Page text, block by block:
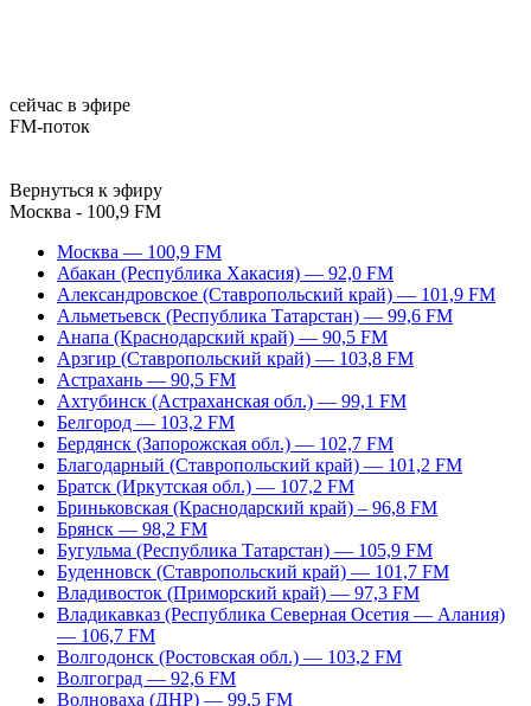
сейчас в эфире
FM-поток
Вернуться к эфиру
Москва - 100,9 FM
Москва — 100,9 FM
Абакан (Республика Хакасия) — 92,0 FM
Александровское (Ставропольский край) — 101,9 FM
Альметьевск (Республика Татарстан) — 99,6 FM
Анапа (Краснодарский край) — 90,5 FM
Арзгир (Ставропольский край) — 103,8 FM
Астрахань — 90,5 FM
Ахтубинск (Астраханская обл.) — 99,1 FM
Белгород — 103,2 FM
Бердянск (Запорожская обл.) — 102,7 FM
Благодарный (Ставропольский край) — 101,2 FM
Братск (Иркутская обл.) — 107,2 FM
Бриньковская (Краснодарский край) – 96,8 FM
Брянск — 98,2 FM
Бугульма (Республика Татарстан) — 105,9 FM
Буденновск (Ставропольский край) — 101,7 FM
Владивосток (Приморский край) — 97,3 FM
Владикавказ (Республика Северная Осетия — Алания)
— 106,7 FM
Волгодонск (Ростовская обл.) — 103,2 FM
Волгоград — 92,6 FM
Волноваха (ДНР) — 99,5 FM